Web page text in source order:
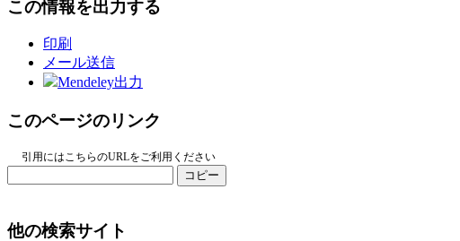
この情報を出力する
印刷
メール送信
Mendeley出力
このページのリンク
引用にはこちらのURLをご利用ください
コピー
他の検索サイト